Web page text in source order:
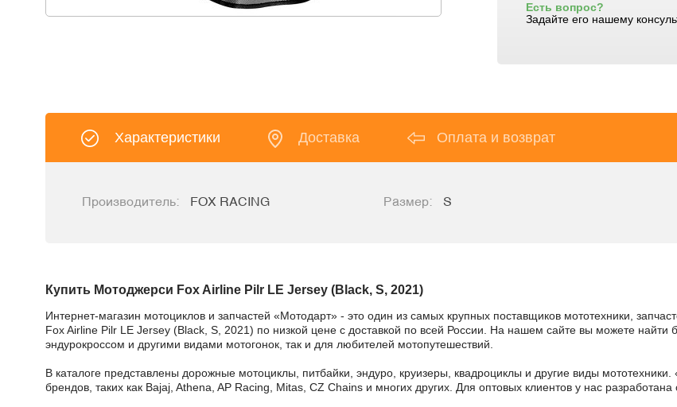
Есть вопрос?
Задайте его нашему
Характеристики Доставка Оплата и возврат
Производитель: FOX RACING Размер: S
Купить Мотоджерси Fox Airline Pilr LE Jersey (Black, S, 2021)
Интернет-магазин мотоциклов и запчастей «Мотодарт» - это один из самых крупных поставщиков мототехники,
Fox Airline Pilr LE Jersey (Black, S, 2021) по низкой цене с доставкой по всей России. На нашем сайте вы можете найти
эндурокроссом и другими видами мотогонок, так и для любителей мотопутешествий.
В каталоге представлены дорожные мотоциклы, питбайки, эндуро, круизеры, квадроциклы и другие виды
брендов, таких как Bajaj, Athena, AP Racing, Mitas, CZ Chains и многих других. Для оптовых клиентов у нас разработана